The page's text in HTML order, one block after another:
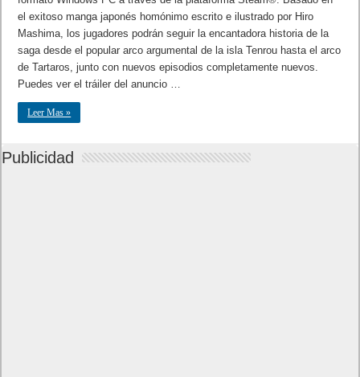
el exitoso manga japonés homónimo escrito e ilustrado por Hiro
Mashima, los jugadores podrán seguir la encantadora historia de la
saga desde el popular arco argumental de la isla Tenrou hasta el arco
de Tartaros, junto con nuevos episodios completamente nuevos.
Puedes ver el tráiler del anuncio …
Leer Mas »
Publicidad